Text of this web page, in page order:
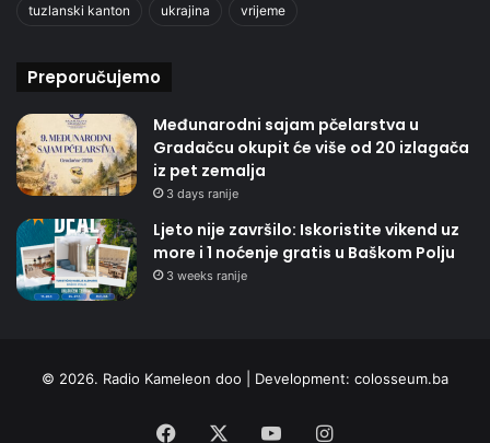
tuzlanski kanton ukrajina vrijeme
Preporučujemo
Međunarodni sajam pčelarstva u
Gradačcu okupit će više od 20 izlagača
iz pet zemalja
3 days ranije
Ljeto nije završilo: Iskoristite vikend uz
more i 1 noćenje gratis u Baškom Polju
3 weeks ranije
© 2026. Radio Kameleon doo | Development: colosseum.ba
Facebook YouTubeInstagram